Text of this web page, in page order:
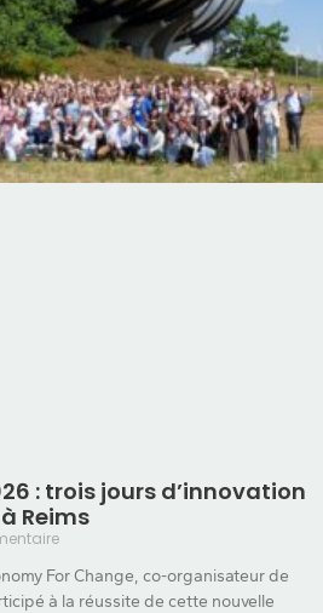
: trois jours d’innovation
Reims
For Change, co-organisateur de
à la réussite de cette nouvelle